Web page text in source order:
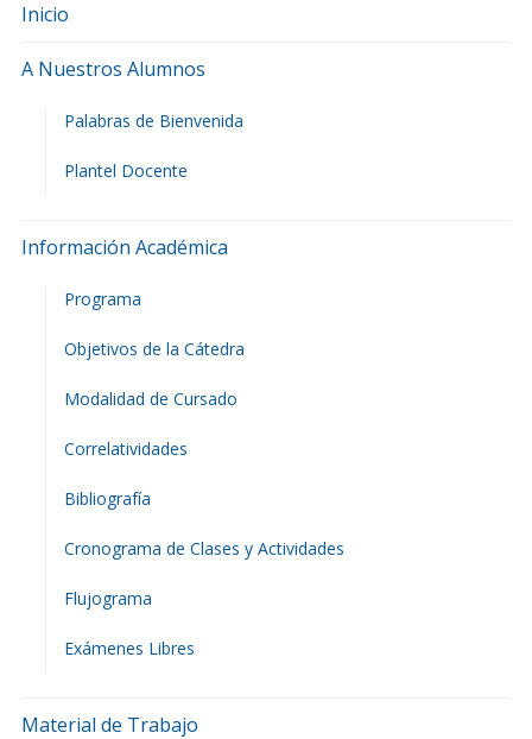
Inicio
A Nuestros Alumnos
Palabras de Bienvenida
Plantel Docente
Información Académica
Programa
Objetivos de la Cátedra
Modalidad de Cursado
Correlatividades
Bibliografía
Cronograma de Clases y Actividades
Flujograma
Exámenes Libres
Material de Trabajo